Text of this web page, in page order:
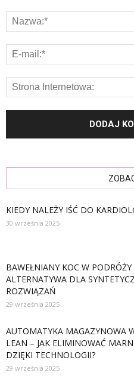
KIEDY NALEŻY IŚĆ DO
30 września 2025
BAWEŁNIANY KOC W
ALTERNATYWA DLA
ROZWIĄZAŃ
29 września 2025
AUTOMATYKA MAGAZYNOWA
LEAN – JAK ELIMINOWAĆ
DZIĘKI TECHNOLOGII?
29 września 2025